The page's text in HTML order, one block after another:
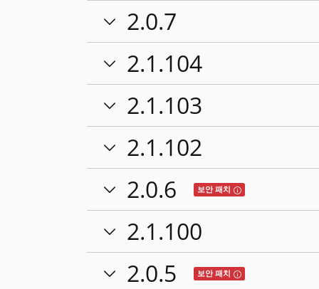
2.0.7
2.1.104
2.1.103
2.1.102
2.0.6
보안 패치 Tooltip: 이 릴리스에는
2.1.100
2.0.5
보안 패치 Tooltip: 이 릴리스에는